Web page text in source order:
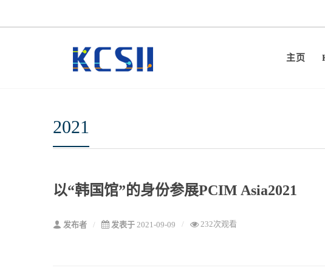
主页
2021
以“韩国馆”的身份参展PCIM Asia2021
发布者 发表于 2021-09-09 232次观看